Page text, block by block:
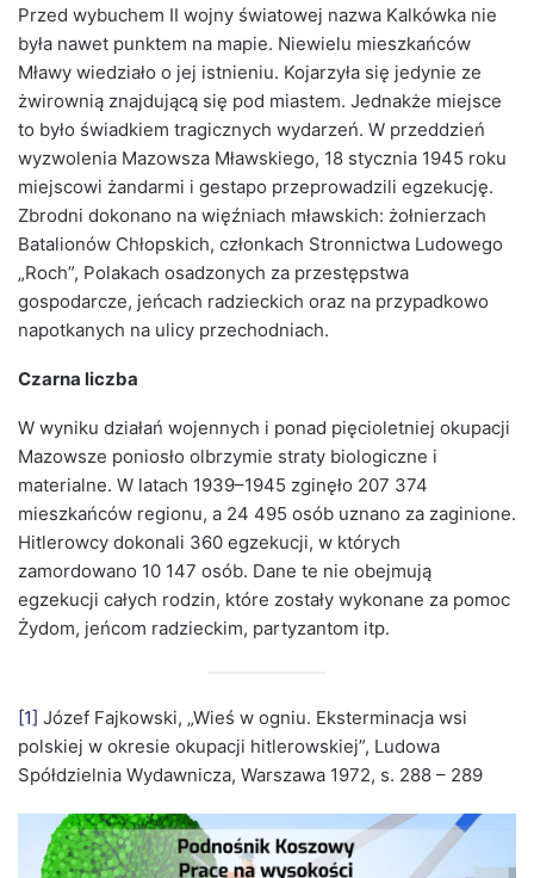
Przed wybuchem II wojny światowej nazwa Kalkówka nie
była nawet punktem na mapie. Niewielu mieszkańców
Mławy wiedziało o jej istnieniu. Kojarzyła się jedynie ze
żwirownią znajdującą się pod miastem. Jednakże miejsce
to było świadkiem tragicznych wydarzeń. W przeddzień
wyzwolenia Mazowsza Mławskiego, 18 stycznia 1945 roku
miejscowi żandarmi i gestapo przeprowadzili egzekucję.
Zbrodni dokonano na więźniach mławskich: żołnierzach
Batalionów Chłopskich, członkach Stronnictwa Ludowego
„Roch”, Polakach osadzonych za przestępstwa
gospodarcze, jeńcach radzieckich oraz na przypadkowo
napotkanych na ulicy przechodniach.
Czarna liczba
W wyniku działań wojennych i ponad pięcioletniej okupacji
Mazowsze poniosło olbrzymie straty biologiczne i
materialne. W latach 1939–1945 zginęło 207 374
mieszkańców regionu, a 24 495 osób uznano za zaginione.
Hitlerowcy dokonali 360 egzekucji, w których
zamordowano 10 147 osób. Dane te nie obejmują
egzekucji całych rodzin, które zostały wykonane za pomoc
Żydom, jeńcom radzieckim, partyzantom itp.
[1] Józef Fajkowski, „Wieś w ogniu. Eksterminacja wsi
polskiej w okresie okupacji hitlerowskiej”, Ludowa
Spółdzielnia Wydawnicza, Warszawa 1972, s. 288 – 289